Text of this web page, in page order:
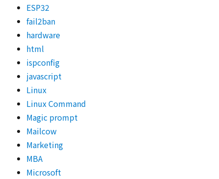
ESP32
fail2ban
hardware
html
ispconfig
javascript
Linux
Linux Command
Magic prompt
Mailcow
Marketing
MBA
Microsoft